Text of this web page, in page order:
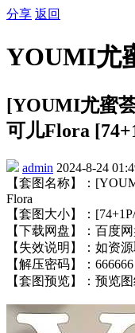
分享 返回
YOUMI尤
[YOUMI尤蜜
可儿Flora
admin 2024-8-24
【套图名称】：
Flora
【套图大小】：
【下载网盘】：百度
【失效说明】：如资
【解压密码】：666666
【套图预览】：预览